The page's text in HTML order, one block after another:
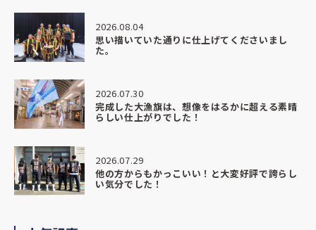
2026.08.04
思い描いていた通りに仕上げてくださいまし
た。
2026.07.30
完成した大漁旗は、想像をはるかに超える素晴
らしい仕上がりでした！
2026.07.29
他の方からもかっこいい！と大変好評で誇らし
い気分でした！